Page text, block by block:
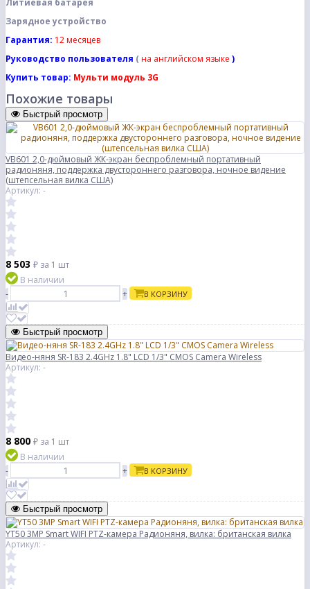
Литиевая батарея
Зарядное устройство
Гарантия: 12 месяцев
Руководство пользователя (на английском языке )
Купить товар: Мульти модуль 3G
Похожие товары
Быстрый просмотр
VB601 2,0-дюймовый ЖК-экран беспроблемный портативный
радионяня, поддержка двустороннего разговора, ночное видение
(штепсельная вилка США)
Артикул: -
8 503 ₽ за 1 шт
В наличии
-
+ В КОРЗИНУ
Быстрый просмотр
Видео-няня SR-183 2.4GHz 1.8" LCD 1/3" CMOS Camera Wireless
Артикул: -
8 800 ₽ за 1 шт
В наличии
-
+ В КОРЗИНУ
Быстрый просмотр
YT50 3MP Smart WIFI PTZ-камера Радионяня, вилка: британская вилка
Артикул: -